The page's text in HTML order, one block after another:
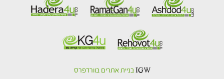
IGW בניית אתרים בוורדפרס